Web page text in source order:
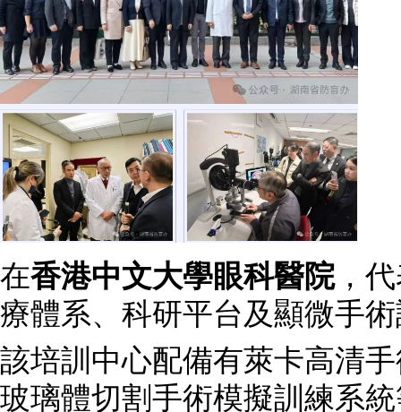
在香港中文大學眼科醫院，
療體系、科研平台及顯微手
該培訓中心配備有萊卡高清
玻璃體切割手術模擬訓練系